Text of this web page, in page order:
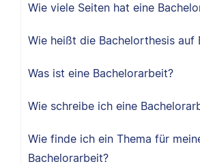
Wie viele Seiten hat eine
Wie heißt die Bachelorthesis auf
Was ist eine Bachelorarbeit?
Wie schreibe ich eine
Wie finde ich ein Thema für
Bachelorarbeit?